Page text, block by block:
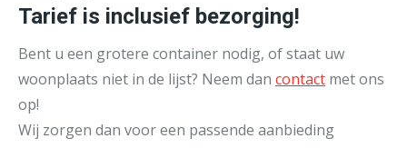
Tarief is inclusief bezorging!
Bent u een grotere container nodig, of staat uw
woonplaats niet in de lijst? Neem dan contact met ons
op!
Wij zorgen dan voor een passende aanbieding